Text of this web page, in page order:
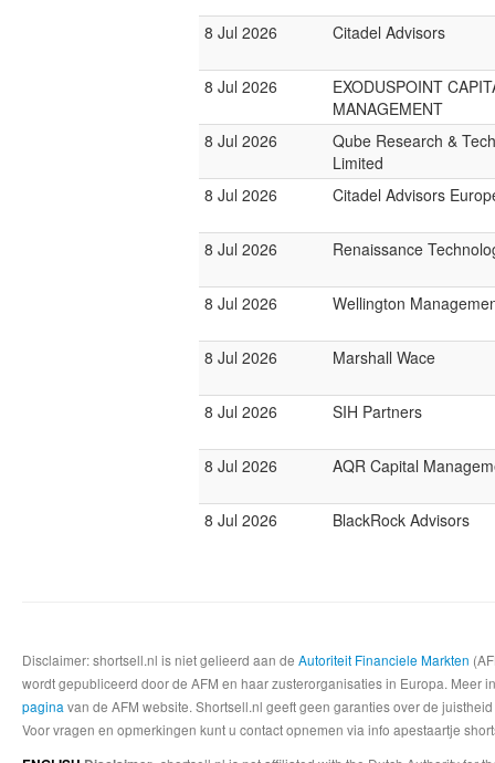
8 Jul 2026 Citadel Advisors
8 Jul 2026
EXODUSPOINT
MANAGEMENT
8 Jul 2026
Qube Research &
Limited
8 Jul 2026
Citadel Advisors
8 Jul 2026 Renaissance
8 Jul 2026 Wellington
8 Jul 2026 Marshall Wace
8 Jul 2026 SIH Partners
8 Jul 2026 AQR Capital
8 Jul 2026 BlackRock Advisors
Disclaimer: shortsell.nl is niet gelieerd aan de Autoriteit Financiele Markten
wordt gepubliceerd door de AFM en haar zusterorganisaties in Europa.
pagina van de AFM website. Shortsell.nl geeft geen garanties over de
Voor vragen en opmerkingen kunt u contact opnemen via info apestaartje